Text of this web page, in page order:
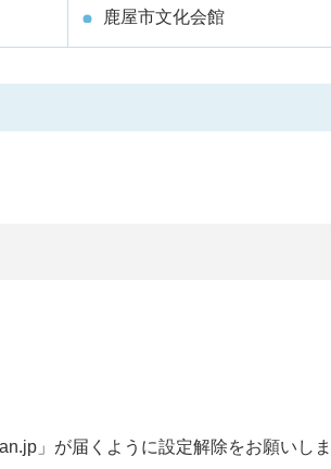
鹿屋市文化会館
」が届くように設定解除をお願いしま